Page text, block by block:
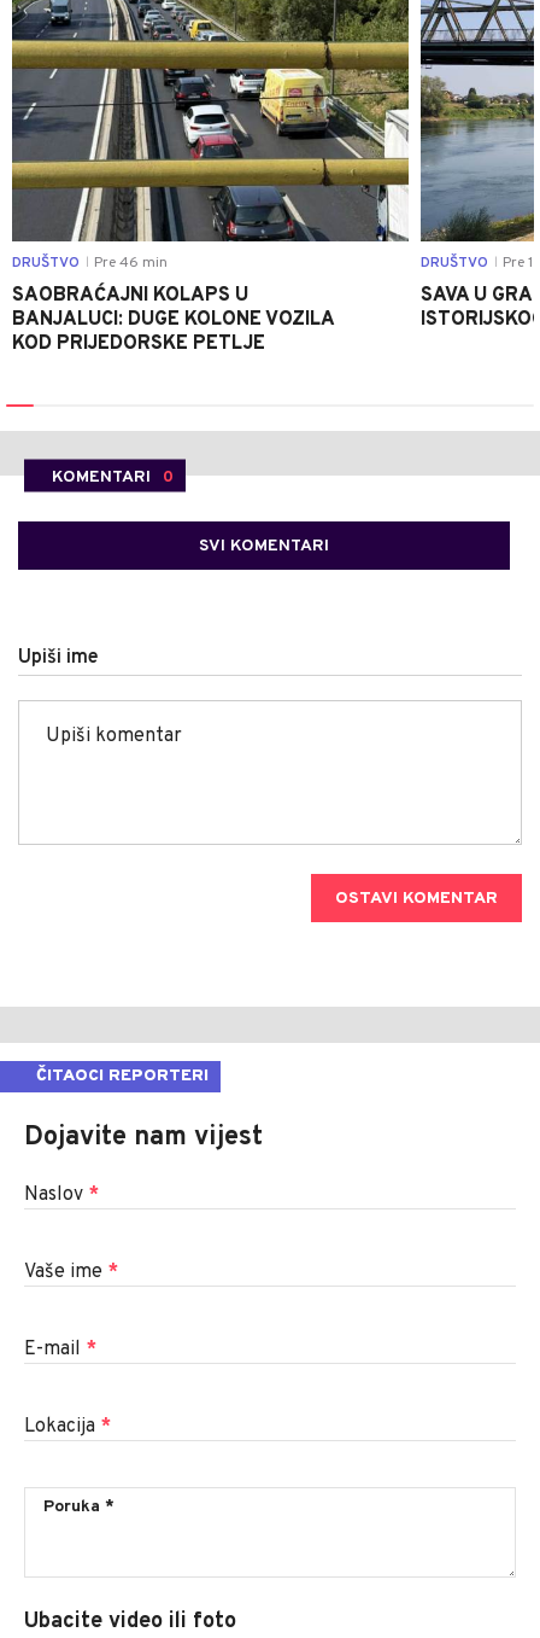
DRUŠTVO Pre 46 min
SAOBRAĆAJNI KOLAPS U
BANJALUCI: DUGE KOLONE VOZILA
KOD PRIJEDORSKE PETLJE
DRUŠTVO Pre 1
SAVA U
KOMENTARI 0
SVI KOMENTARI
Upiši ime
OSTAVI KOMENTAR
ČITAOCI REPORTERI
Dojavite nam vijest
Naslov *
Vaše ime *
E-mail *
Lokacija *
Ubacite video ili foto